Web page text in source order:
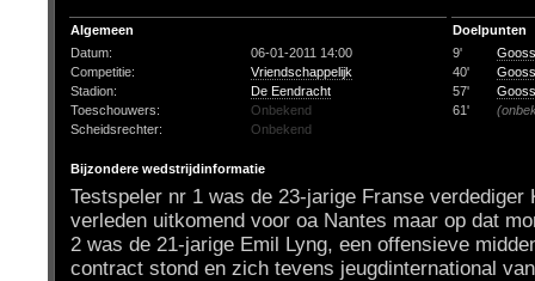
Algemeen
Datum:
06-01-2011 14:00
Competitie:
Vriendschappelijk
Stadion:
De Eendracht
Toeschouwers:
Onbekend
Scheidsrechter:
Onbekend
Doelpunten
9'
40'
57'
61'
Bijzondere wedstrijdinformatie
Testspeler nr 1 was de 23-jarige Franse verdediger
verleden uitkomend voor oa Nantes maar op dat
2 was de 21-jarige Emil Lyng, een offensieve
contract stond en zich tevens jeugdinternational